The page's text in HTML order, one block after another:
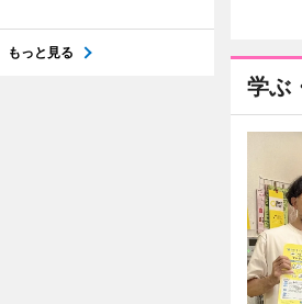
学ぶ
もっと見る